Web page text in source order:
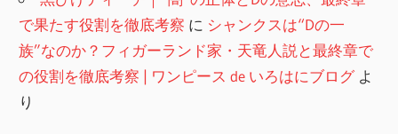
で果たす役割を徹底考察 に シャンクスは“Dの一
族”なのか？フィガーランド家・天竜人説と最終章で
の役割を徹底考察 | ワンピース de いろはにブログよ
り